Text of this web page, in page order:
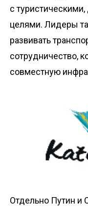
с
целями. Лидеры
развивать
сотрудничество,
совместную
Отдельно Путин и